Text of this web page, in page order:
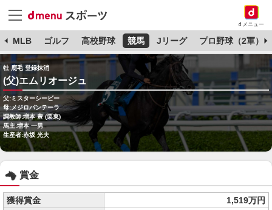
dメニュー
MLB ゴルフ 高校野球 競馬 Jリーグ プロ野球（2軍）
牡 鹿毛 登録抹消
(父)エムリオージュ
父:ミスターシービー
母:メジロパンテーラ
調教師:増本 豊 (栗東)
馬主:増本 一男
生産者:赤坂 光夫
賞金
獲得賞金
1,519万円